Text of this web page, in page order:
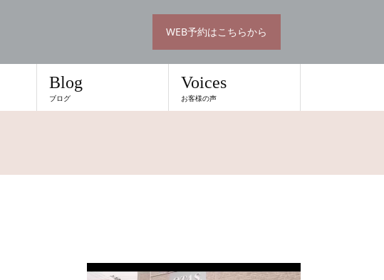
WEB予約はこちらから
Blog
ブログ
Voices
お客様の声
動